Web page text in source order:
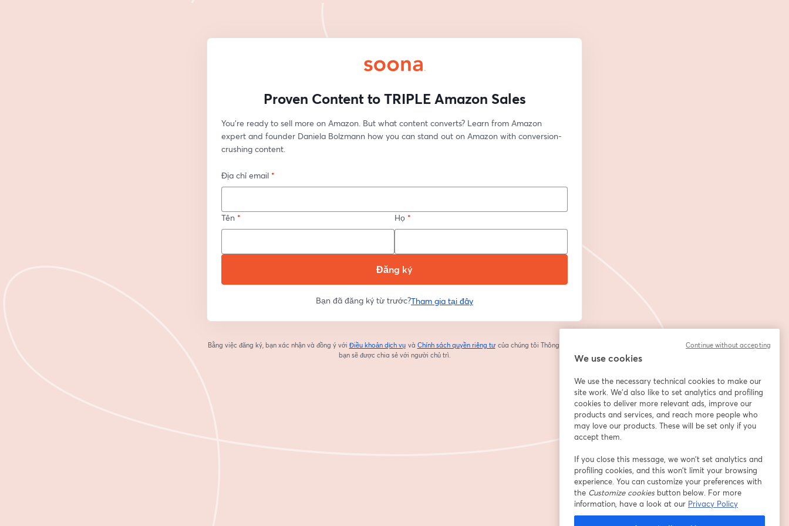
Proven Content to TRIPLE Amazon Sales
You’re ready to sell more on Amazon. But what content converts? Learn from Amazon
expert and founder Daniela Bolzmann how you can stand out on Amazon with conversion-
crushing content.
Địa chỉ email *
Tên * Họ *
Đăng ký
Bạn đã đăng ký từ trước?Tham gia tại đây
Bằng việc đăng ký, bạn xác nhận và đồng ý với Điều khoản dịch vụ
mở trong tab mới
và Chính sách quyền riêng tư
mở trong tab mới
của chúng tôi Thông tin của
bạn sẽ được chia sẻ với người chủ trì.
We use cookies
We use the necessary technical cookies to make our
site work. We'd also like to set analytics and profiling
cookies to deliver more relevant ads, improve our
products and services, and reach more people who
may love our products. These will be set only if you
accept them.
If you close this message, we won’t set analytics and
profiling cookies, and this won’t limit your browsing
experience. You can customize your preferences with
the Customize cookiesbutton below. For more
information, have a look at our Privacy Policy
Continue without accepting